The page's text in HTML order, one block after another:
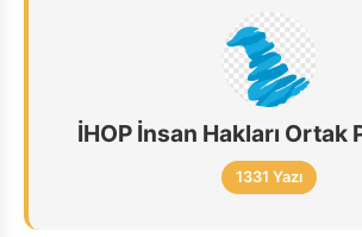
İHOP İnsan Hakları Ortak
1331 Yazı